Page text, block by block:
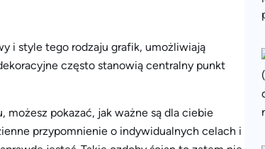
i style tego rodzaju grafik, umożliwiają
często stanowią centralny punkt
pokazać, jak ważne są dla ciebie
przypomnienie o indywidualnych celach i